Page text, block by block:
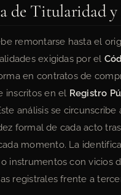
de Titularidad
remontarse hasta el
exigidas por el
en contratos de
inscritos en el Registro
análisis se
formal de cada acto
momento. La
instrumentos con vicios
registrales frente a